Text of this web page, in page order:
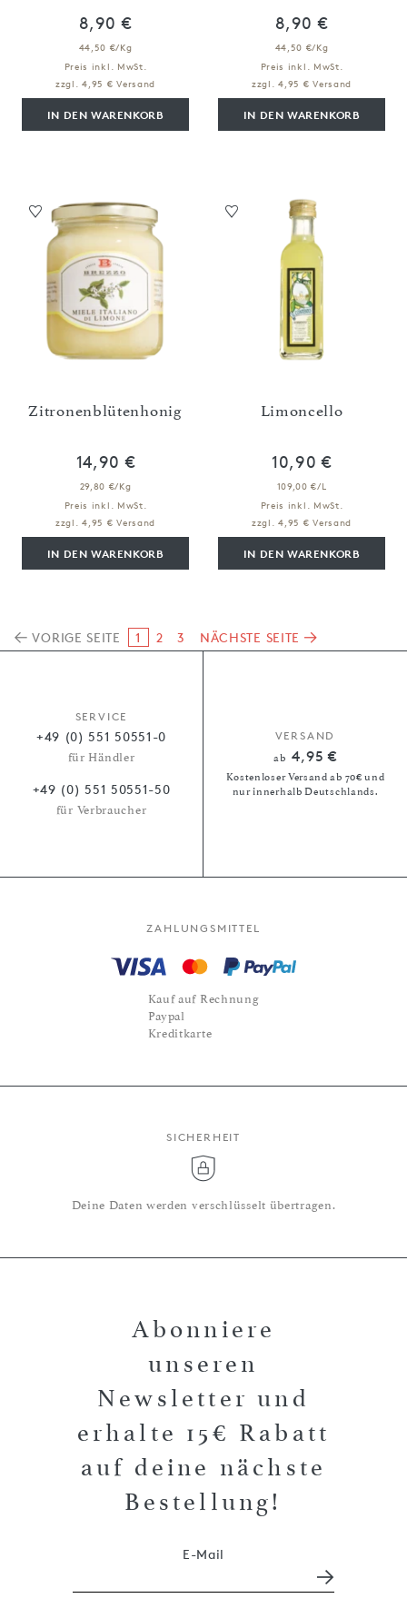
8,90 €
44,50 €/Kg
Preis inkl. MwSt.
zzgl. 4,95 € Versand
IN DEN WARENKORB
8,90 €
44,50 €/Kg
Preis inkl. MwSt.
zzgl. 4,95 € Versand
IN DEN WARENKORB
Zitronenblütenhonig
14,90 €
29,80 €/Kg
Preis inkl. MwSt.
zzgl. 4,95 € Versand
IN DEN WARENKORB
Limoncello
10,90 €
109,00 €/L
Preis inkl. MwSt.
zzgl. 4,95 € Versand
IN DEN WARENKORB
VORIGE SEITE 1 2 3 NÄCHSTE SEITE
SERVICE
+49 (0) 551 50551-0
für Händler
+49 (0) 551 50551-50
für Verbraucher
VERSAND
ab 4,95 €
Kostenloser Versand ab 70€ und
nur innerhalb Deutschlands.
ZAHLUNGSMITTEL
Kauf auf Rechnung
Paypal
Kreditkarte
SICHERHEIT
Deine Daten werden verschlüsselt übertragen.
Abonniere
unseren
Newsletter und
erhalte 15€ Rabatt
auf deine nächste
Bestellung!
E-Mail